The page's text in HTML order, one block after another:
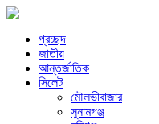
প্রচ্ছদ
জাতীয়
আন্তর্জাতিক
সিলেট
মৌলভীবাজার
সুনামগঞ্জ